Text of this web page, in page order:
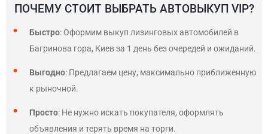
ПОЧЕМУ СТОИТ ВЫБРАТЬ АВТОВЫКУП VIP?
Быстро: Оформим выкуп лизинговых автомобилей в
Багринова гора, Киев за 1 день без очередей и ожиданий.
Выгодно: Предлагаем цену, максимально приближенную
к рыночной.
Просто: Не нужно искать покупателя, оформлять
объявления и терять время на торги.